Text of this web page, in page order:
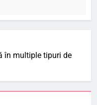
în multiple tipuri de